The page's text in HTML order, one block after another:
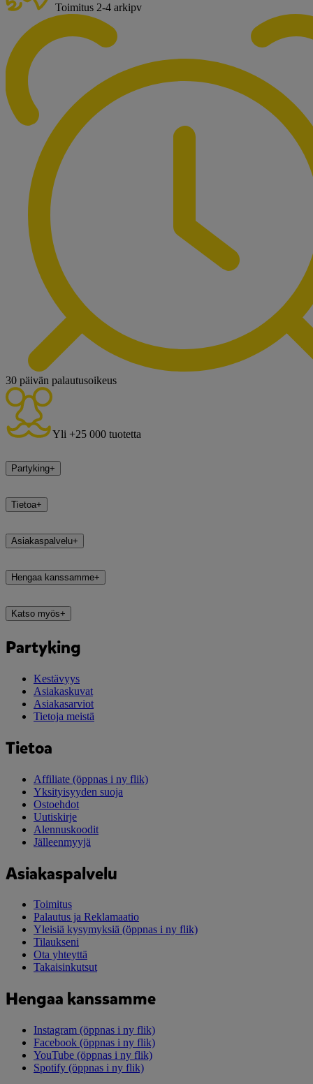
Toimitus 2-4 arkipv
30 päivän palautusoikeus
Yli +25 000 tuotetta
Partyking+
Tietoa+
Asiakaspalvelu+
Hengaa kanssamme+
Katso myös+
Partyking
Kestävyys
Asiakaskuvat
Asiakasarviot
Tietoja meistä
Tietoa
Affiliate (öppnas i ny flik)
Yksityisyyden suoja
Ostoehdot
Uutiskirje
Alennuskoodit
Jälleenmyyjä
Asiakaspalvelu
Toimitus
Palautus ja Reklamaatio
Yleisiä kysymyksiä (öppnas i ny flik)
Tilaukseni
Ota yhteyttä
Takaisinkutsut
Hengaa kanssamme
Instagram (öppnas i ny flik)
Facebook (öppnas i ny flik)
YouTube (öppnas i ny flik)
Spotify (öppnas i ny flik)